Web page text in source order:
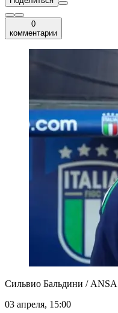
0
комментарии
Сильвио Бальдини / ANSA
03 апреля, 15:00